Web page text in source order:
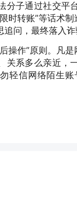
分子通过社交平
时转账”等话术
追问，最终落入
操作”原则。凡
关系多么亲近，
轻信网络陌生